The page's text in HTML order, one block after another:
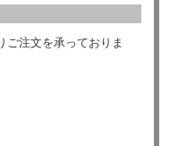
ご注文を承っておりま